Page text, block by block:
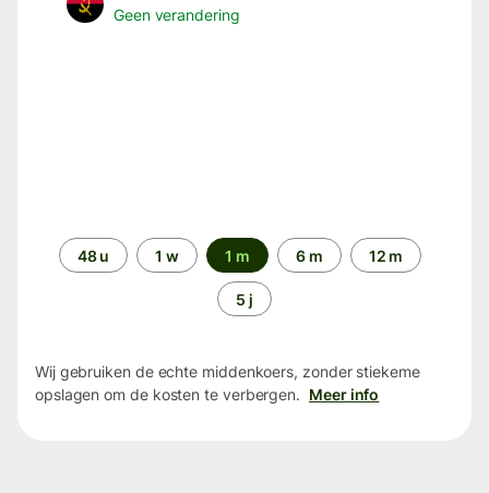
Geen verandering
Periode48 u 1 w 1 m 6 m 12 m
5 j
Wij gebruiken de echte middenkoers, zonder stiekeme
opslagen om de kosten te verbergen. Meer info